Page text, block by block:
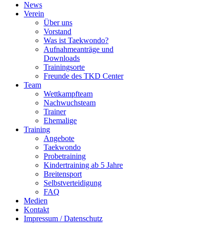
News
Verein
Über uns
Vorstand
Was ist Taekwondo?
Aufnahmeanträge und
Downloads
Trainingsorte
Freunde des TKD Center
Team
Wettkampfteam
Nachwuchsteam
Trainer
Ehemalige
Training
Angebote
Taekwondo
Probetraining
Kindertraining ab 5 Jahre
Breitensport
Selbstverteidigung
FAQ
Medien
Kontakt
Impressum / Datenschutz